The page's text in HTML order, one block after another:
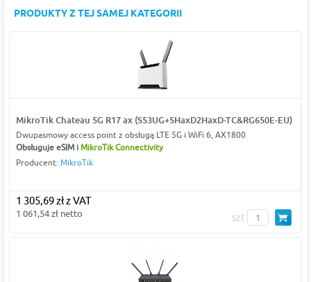
PRODUKTY Z TEJ SAMEJ KATEGORII
MikroTik Chateau 5G R17 ax (S53UG+5HaxD2HaxD-TC&RG650E-EU)
Dwupasmowy access point z obsługą LTE 5G i WiFi 6, AX1800
Obsługuje eSIM i MikroTik Connectivity
Producent: MikroTik
1 305,69 zł z VAT
1 061,54 zł netto szt